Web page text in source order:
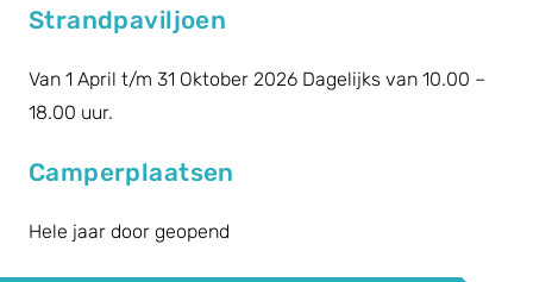
Strandpaviljoen
Van 1 April t/m 31 Oktober 2026 Dagelijks van 10.00 –
18.00 uur.
Camperplaatsen
Hele jaar door geopend